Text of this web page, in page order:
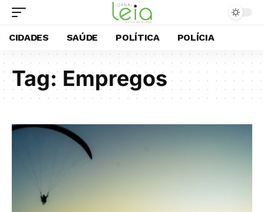
CIDADES SAÚDE POLÍTICA POLÍCIA
Tag: Empregos